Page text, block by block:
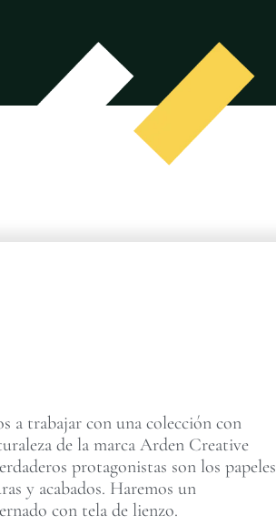
a trabajar con una colección con
de la marca Arden Creative
protagonistas son los papeles
y acabados. Haremos un
con tela de lienzo.